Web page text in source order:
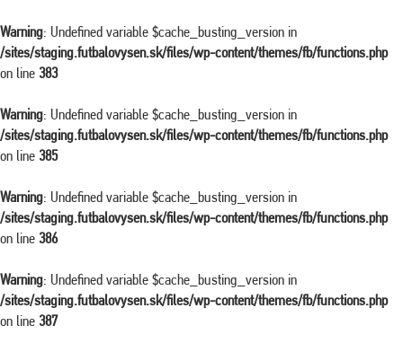
Warning: Undefined variable $cache_busting_version in
/sites/staging.futbalovysen.sk/files/wp-content/themes/fb/functions.php
on line 383
Warning: Undefined variable $cache_busting_version in
/sites/staging.futbalovysen.sk/files/wp-content/themes/fb/functions.php
on line 385
Warning: Undefined variable $cache_busting_version in
/sites/staging.futbalovysen.sk/files/wp-content/themes/fb/functions.php
on line 386
Warning: Undefined variable $cache_busting_version in
/sites/staging.futbalovysen.sk/files/wp-content/themes/fb/functions.php
on line 387